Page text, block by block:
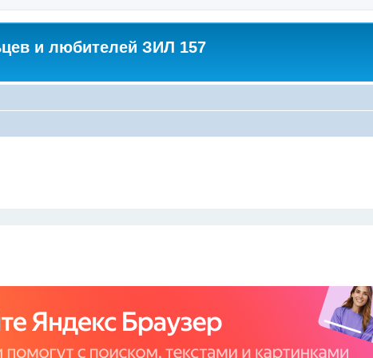
и любителей ЗИЛ 157